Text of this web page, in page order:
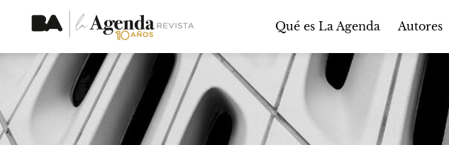
Qué es La Agenda Autores